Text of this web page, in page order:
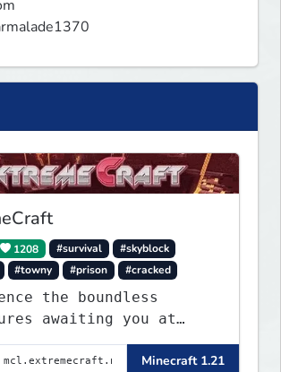
1208 #survival
#skyblock
#towny #prison #cracked
the boundless
awaiting you at
Embark on a
through a plethora of
Minecraft 1.21